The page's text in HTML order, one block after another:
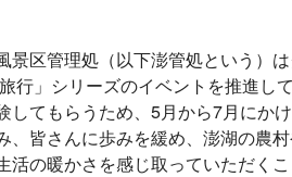
景区管理処（以下澎管処という）
行」シリーズのイベントを推進し
してもらうため、5月から7月にか
、皆さんに歩みを緩め、澎湖の農
の暖かさを感じ取っていただくこ